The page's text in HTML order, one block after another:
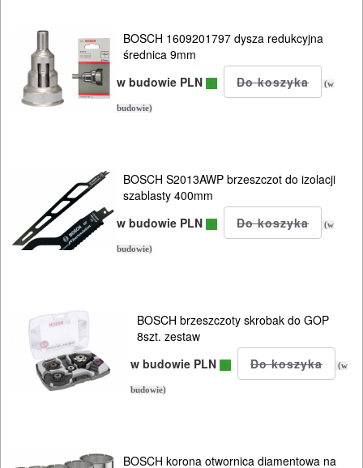
BOSCH 1609201797 dysza redukcyjna
średnica 9mm
w budowie PLN
(w
budowie)
BOSCH S2013AWP brzeszczot do izolacji
szablasty 400mm
w budowie PLN
(w
budowie)
BOSCH brzeszczoty skrobak do GOP
8szt. zestaw
w budowie PLN
(w
budowie)
BOSCH korona otwornica diamentowa na